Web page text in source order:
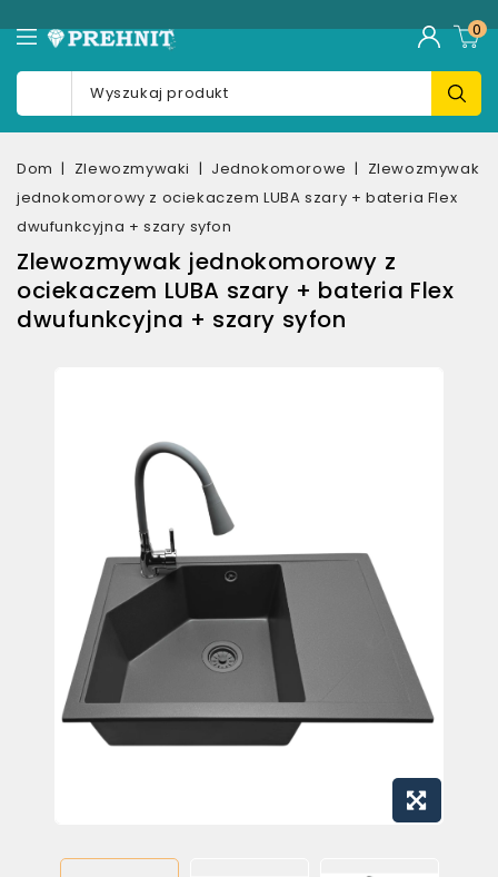
0
Dom Zlewozmywaki Jednokomorowe
Zlewozmywak
jednokomorowy z ociekaczem LUBA szary + bateria Flex
dwufunkcyjna + szary syfon
Zlewozmywak jednokomorowy z
ociekaczem LUBA szary + bateria Flex
dwufunkcyjna + szary syfon